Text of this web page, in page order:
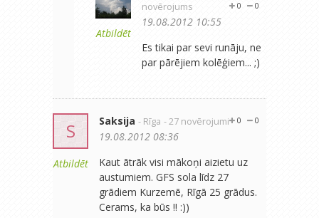
Atbildēt
novērojums 0
0
19.08.2012 10:55
Es tikai par sevi runāju, ne
par pārējiem kolēģiem... ;)
S
Atbildēt
Saksija - Rīga - 27 novērojumi 0
0
19.08.2012 08:36
Kaut ātrāk visi mākoņi aizietu uz
austumiem. GFS sola līdz 27
grādiem Kurzemē, Rīgā 25 grādus.
Cerams, ka būs !! :))